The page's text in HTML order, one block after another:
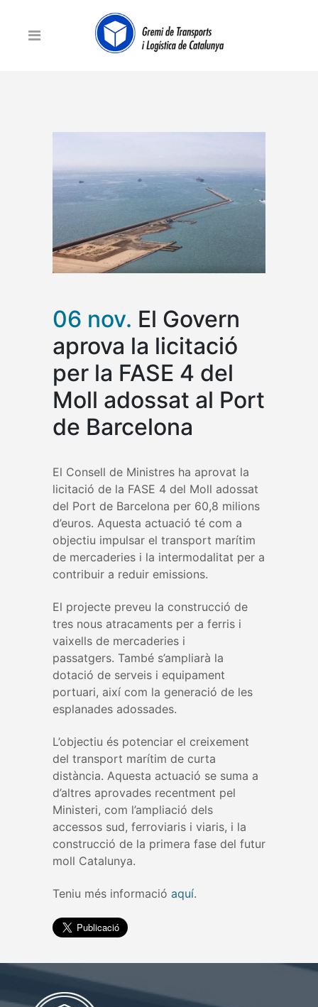
06 nov. El Govern
aprova la licitació
per la FASE 4 del
Moll adossat al Port
de Barcelona
El Consell de Ministres ha aprovat la
licitació de la FASE 4 del Moll adossat
del Port de Barcelona per 60,8 milions
d’euros. Aquesta actuació té com a
objectiu impulsar el transport marítim
de mercaderies i la intermodalitat per a
contribuir a reduir emissions.
El projecte preveu la construcció de
tres nous atracaments per a ferris i
vaixells de mercaderies i
passatgers. També s’ampliarà la
dotació de serveis i equipament
portuari, així com la generació de les
esplanades adossades.
L’objectiu és potenciar el creixement
del transport marítim de curta
distància. Aquesta actuació se suma a
d’altres aprovades recentment pel
Ministeri, com l’ampliació dels
accessos sud, ferroviaris i viaris, i la
construcció de la primera fase del futur
moll Catalunya.
Teniu més informació aquí.